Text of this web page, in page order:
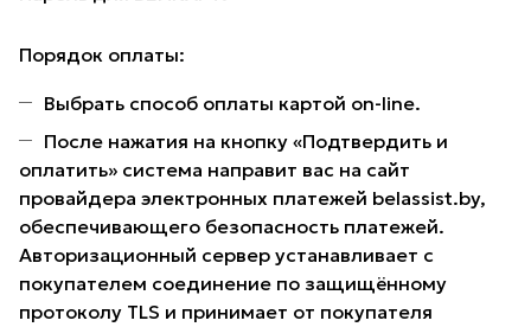
Порядок оплаты:
Выбрать способ оплаты картой on-line.
После нажатия на кнопку «Подтвердить и
оплатить» система направит вас на сайт
провайдера электронных платежей belassist.by,
обеспечивающего безопасность платежей.
Авторизационный сервер устанавливает с
покупателем соединение по защищённому
протоколу TLS и принимает от покупателя